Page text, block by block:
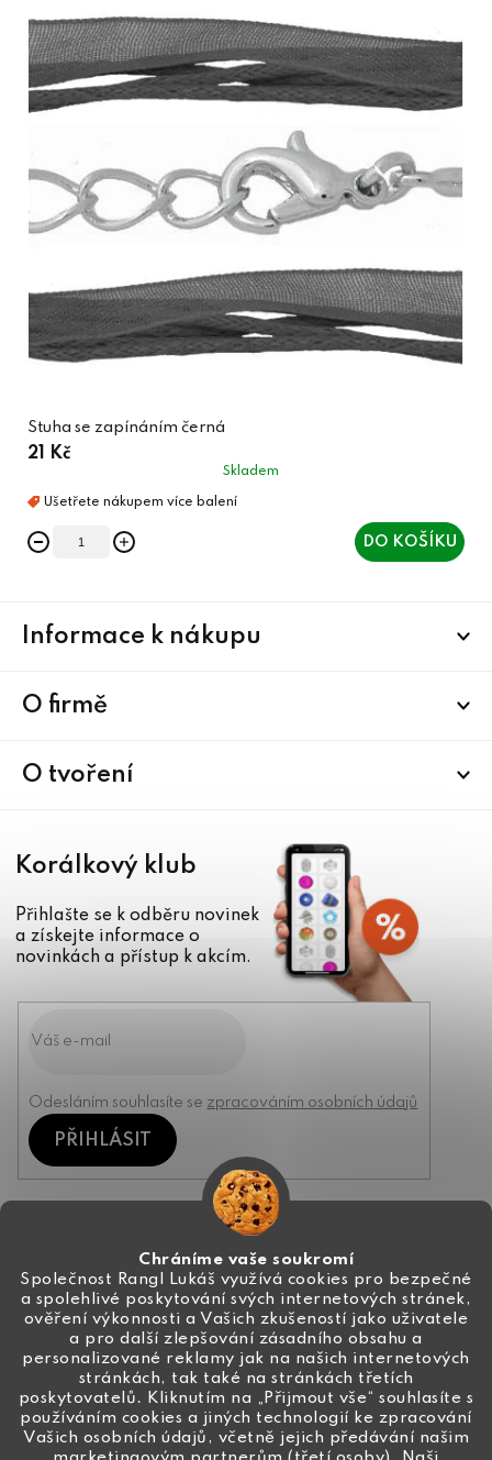
Chráníme vaše soukromí
Společnost Rangl Lukáš využívá cookies pro bezpečné
a spolehlivé poskytování svých internetových stránek,
ověření výkonnosti a Vašich zkušeností jako uživatele
a pro další zlepšování zásadního obsahu a
personalizované reklamy jak na našich internetových
stránkách, tak také na stránkách třetích
poskytovatelů. Kliknutím na „Přijmout vše“ souhlasíte s
používáním cookies a jiných technologií ke zpracování
Vašich osobních údajů, včetně jejich předávání našim
Stuha se zapínáním černá
21 Kč
Skladem
DO KOŠÍKU
Informace k nákupu
O firmě
O tvoření
Korálkový klub
Přihlašte se k odběru novinek
a získejte informace o
novinkách a přístup k akcím.
Odesláním souhlasíte se zpracováním osobních údajů
PŘIHLÁSIT
info@ceske-koralky.cz
+420 774 444 191